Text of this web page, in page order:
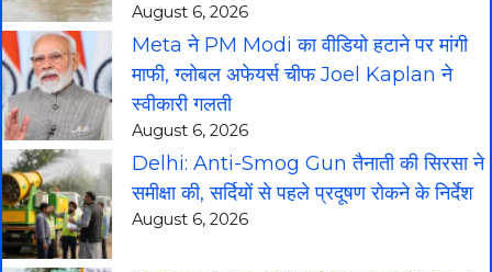
August 6, 2026
Meta ने PM Modi का वीडियो हटाने पर मांगी
माफी, ग्लोबल अफेयर्स चीफ Joel Kaplan ने
स्वीकारी गलती
August 6, 2026
Delhi: Anti-Smog Gun तैनाती की सिरसा ने
समीक्षा की, सर्दियों से पहले प्रदूषण रोकने के निर्देश
August 6, 2026